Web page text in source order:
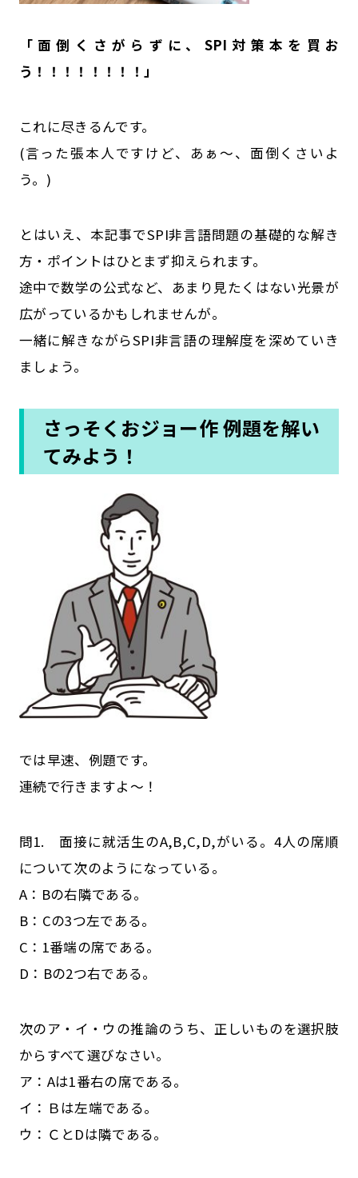
「面倒くさがらずに、SPI対策本を買お
う！！！！！！！！」
これに尽きるんです。
(言った張本人ですけど、あぁ～、面倒くさいよ
う。)
とはいえ、本記事でSPI非言語問題の基礎的な解き
方・ポイントはひとまず抑えられます。
途中で数学の公式など、あまり見たくはない光景が
広がっているかもしれませんが。
一緒に解きながらSPI非言語の理解度を深めていき
ましょう。
さっそくおジョー作 例題を解い
てみよう！
では早速、例題です。
連続で行きますよ～！
問1. 面接に就活生のA,B,C,D,がいる。4人の席順
について次のようになっている。
A：Bの右隣である。
B：Cの3つ左である。
C：1番端の席である。
D：Bの2つ右である。
次のア・イ・ウの推論のうち、正しいものを選択肢
からすべて選びなさい。
ア：Aは1番右の席である。
イ：Ｂは左端である。
ウ：ＣとDは隣である。